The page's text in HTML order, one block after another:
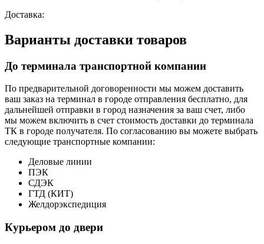
Доставка:
Варианты доставки товаров
До терминала транспортной компании
По предварительной договоренности мы можем доставить
ваш заказ на терминал в городе отправления бесплатно, для
дальнейшей отправки в город назначения за ваш счет, либо
мы можем включить в счет стоимость доставки до терминала
ТК в городе получателя. По согласованию вы можете выбрать
следующие транспортные компании:
Деловые линии
ПЭК
СДЭК
ГТД (КИТ)
Желдорэкспедиция
Курьером до двери